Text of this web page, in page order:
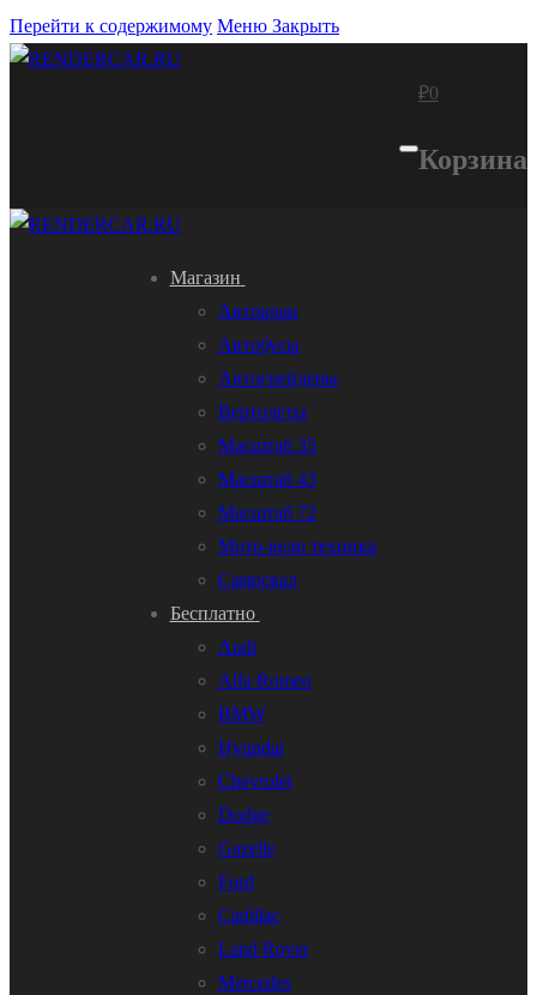
Перейти к содержимому Меню Закрыть
₽0
Корзина
Магазин
Автокран
Автобусы
Автогрейдеры
Вертолеты
Масштаб 35
Масштаб 43
Масштаб 72
Мото-вело техника
Самосвал
Бесплатно
Audi
Alfa Romeo
BMW
Hyundai
Chevrolet
Dodge
Gazelle
Ford
Cadillac
Land Rover
Mercedes